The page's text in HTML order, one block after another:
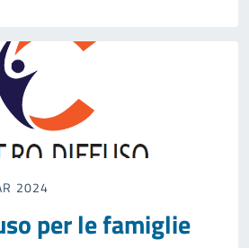
2024
per le famiglie